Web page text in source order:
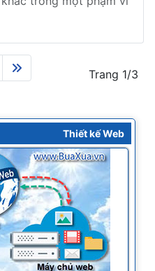
Trang 1/3
Thiết kế Web